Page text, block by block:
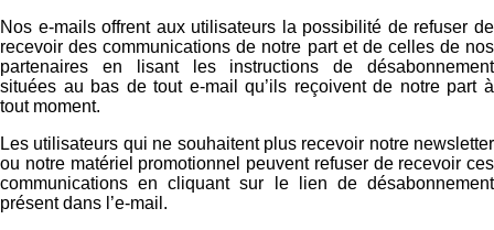
Nos e-mails offrent aux utilisateurs la possibilité de refuser de
recevoir des communications de notre part et de celles de nos
partenaires en lisant les instructions de désabonnement
situées au bas de tout e-mail qu’ils reçoivent de notre part à
tout moment.
Les utilisateurs qui ne souhaitent plus recevoir notre newsletter
ou notre matériel promotionnel peuvent refuser de recevoir ces
communications en cliquant sur le lien de désabonnement
présent dans l’e-mail.